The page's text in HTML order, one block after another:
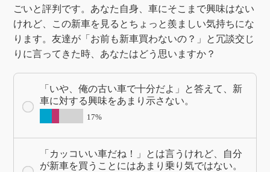
ごいと評判です。あなた自身、車にそこまで興味はない
けれど、この新車を見るとちょっと羨ましい気持ちにな
ります。友達が「お前も新車買わないの？」と冗談交じ
りに言ってきた時、あなたはどう思いますか？
「いや、俺の古い車で十分だよ」と答えて、新
車に対する興味をあまり示さない。
17%
「カッコいい車だね！」とは言うけれど、自分
が新車を買うことにはあまり乗り気ではない。